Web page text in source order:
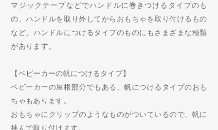
マジックテープなどでハンドルに巻きつけるタイプのも
の、ハンドルを取り外してからおもちゃを取り付けるもの
など、ハンドルにつけるタイプのものにもさまざまな種類
があります。
【ベビーカーの帆につけるタイプ】
ベビーカーの屋根部分でもある、帆につけるタイプのおも
ちゃもあります。
おもちゃにクリップのようなものがついているので、帆に
挟んで取り付けます。